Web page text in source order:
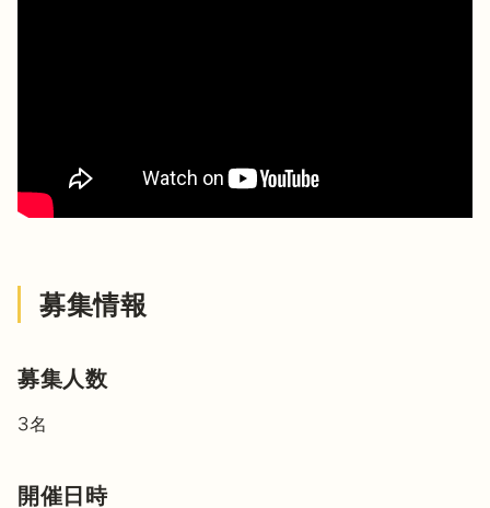
募集情報
募集人数
3名
開催日時